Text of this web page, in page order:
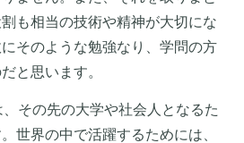
も相当の技術や精神が大切にな
そのような勉強なり、学問の方
と思います。
その先の大学や社会人となるた
世界の中で活躍するためには、